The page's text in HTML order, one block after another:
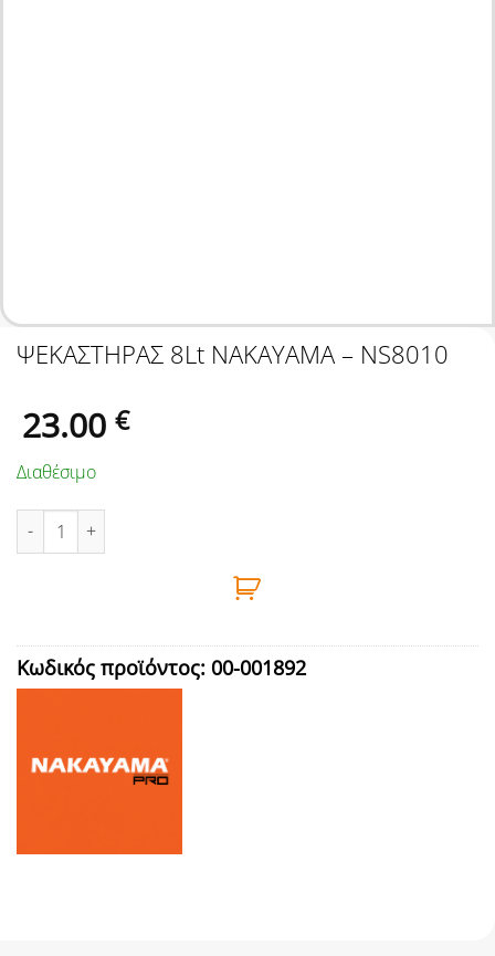
ΨΕΚΑΣΤΗΡΑΣ 8Lt NAKAYAMA – NS8010
23.00 €
Διαθέσιμο
ΨΕΚΑΣΤΗΡΑΣ 8Lt NAKAYAMA - NS8010 ποσότητα
Κωδικός προϊόντος: 00-001892